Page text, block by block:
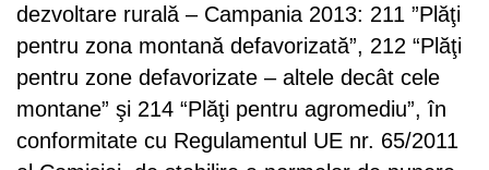
dezvoltare rurală – Campania 2013: 211 ”Plăţi
pentru zona montană defavorizată”, 212 “Plăţi
pentru zone defavorizate – altele decât cele
montane” şi 214 “Plăţi pentru agromediu”, în
conformitate cu Regulamentul UE nr. 65/2011